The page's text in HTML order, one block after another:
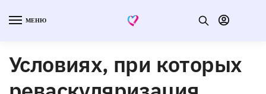
МЕНЮ
Условиях, при которых